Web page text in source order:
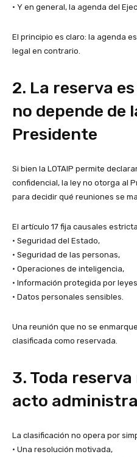
• Y en general, la agenda del
El principio es claro: la agenda
legal en contrario.
2. La reserva
no depende de
Presidente
Si bien la LOTAIP permite
confidencial, la ley no otorga al
para decidir qué reuniones se
El artículo 17 fija causales
• Seguridad del Estado,
• Seguridad de las personas,
• Operaciones de inteligencia,
• Información protegida por
• Datos personales sensibles.
Una reunión que no se
clasificada como reservada.
3. Toda
acto
La clasificación no opera por
• Una resolución motivada,